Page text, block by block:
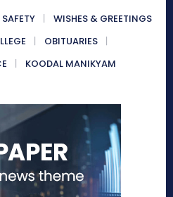
WISHES & GREETINGS
OBITUARIES
KOODAL MANIKYAM